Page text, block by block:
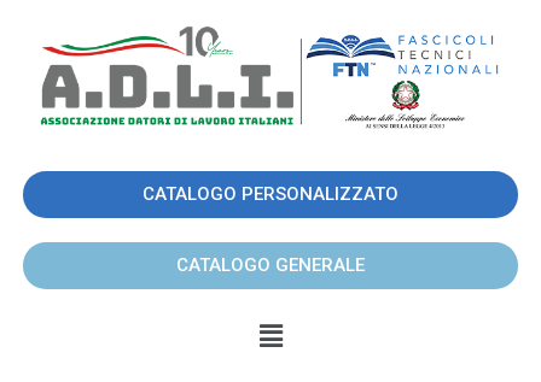
CATALOGO PERSONALIZZATO
CATALOGO GENERALE